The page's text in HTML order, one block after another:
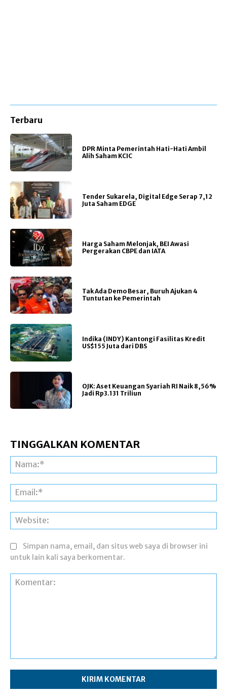
Terbaru
DPR Minta Pemerintah Hati-Hati Ambil
Alih Saham KCIC
Tender Sukarela, Digital Edge Serap 7,12
Juta Saham EDGE
Harga Saham Melonjak, BEI Awasi
Pergerakan CBPE dan IATA
Tak Ada Demo Besar, Buruh Ajukan 4
Tuntutan ke Pemerintah
Indika (INDY) Kantongi Fasilitas Kredit
US$155 Juta dari DBS
OJK: Aset Keuangan Syariah RI Naik 8,56%
Jadi Rp3.131 Triliun
TINGGALKAN KOMENTAR
Simpan nama, email, dan situs web saya di browser ini
untuk lain kali saya berkomentar.